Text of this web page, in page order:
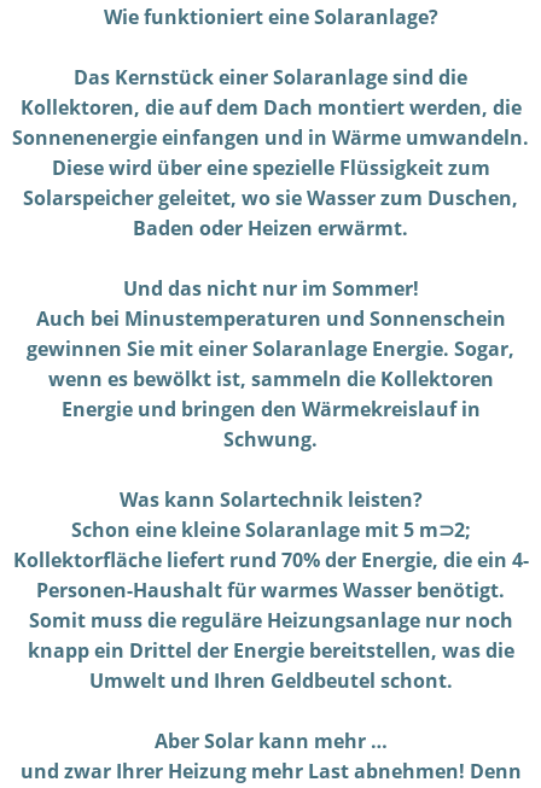
Wie funktioniert eine Solaranlage?
Das Kernstück einer Solaranlage sind die
Kollektoren, die auf dem Dach montiert werden, die
Sonnenenergie einfangen und in Wärme umwandeln.
Diese wird über eine spezielle Flüssigkeit zum
Solarspeicher geleitet, wo sie Wasser zum Duschen,
Baden oder Heizen erwärmt.
Und das nicht nur im Sommer!
Auch bei Minustemperaturen und Sonnenschein
gewinnen Sie mit einer Solaranlage Energie. Sogar,
wenn es bewölkt ist, sammeln die Kollektoren
Energie und bringen den Wärmekreislauf in
Schwung.
Was kann Solartechnik leisten?
Schon eine kleine Solaranlage mit 5 m⊃2;
Kollektorfläche liefert rund 70% der Energie, die ein 4-
Personen-Haushalt für warmes Wasser benötigt.
Somit muss die reguläre Heizungsanlage nur noch
knapp ein Drittel der Energie bereitstellen, was die
Umwelt und Ihren Geldbeutel schont.
Aber Solar kann mehr …
und zwar Ihrer Heizung mehr Last abnehmen! Denn